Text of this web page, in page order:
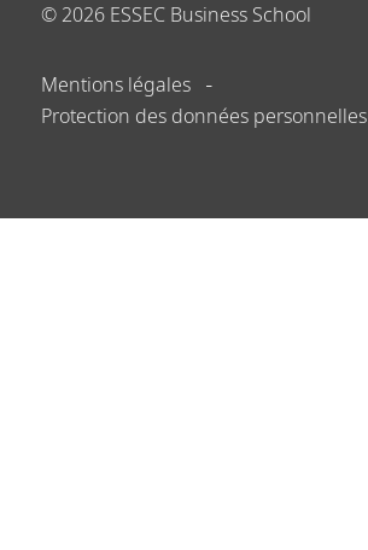
© 2026 ESSEC Business School
Mentions légales
Protection des données personnelles